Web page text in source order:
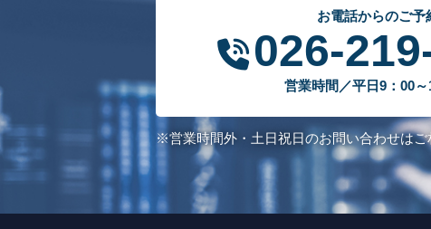
お電話からのご予
026-
営業時間／平日9：00～
※営業時間外・土日祝日のお問い合わせはご